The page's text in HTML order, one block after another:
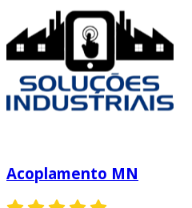
de suas operações. com a
implementação adequada, é
os benefícios deste
aplicações.
entre em contato e solicite um
Acoplamento MN